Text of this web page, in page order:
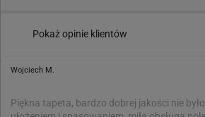
Pokaż opinie klientów
Wojciech M.
Piękna tapeta, bardzo dobrej jakości nie